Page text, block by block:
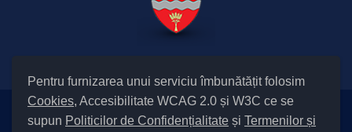
Pentru furnizarea unui serviciu îmbunătățit folosim
Cookies, Accesibilitate WCAG 2.0 și W3C ce se
supun Politicilor de Confidențialitate și Termenilor și
Setări Cookies și Accesibilitate